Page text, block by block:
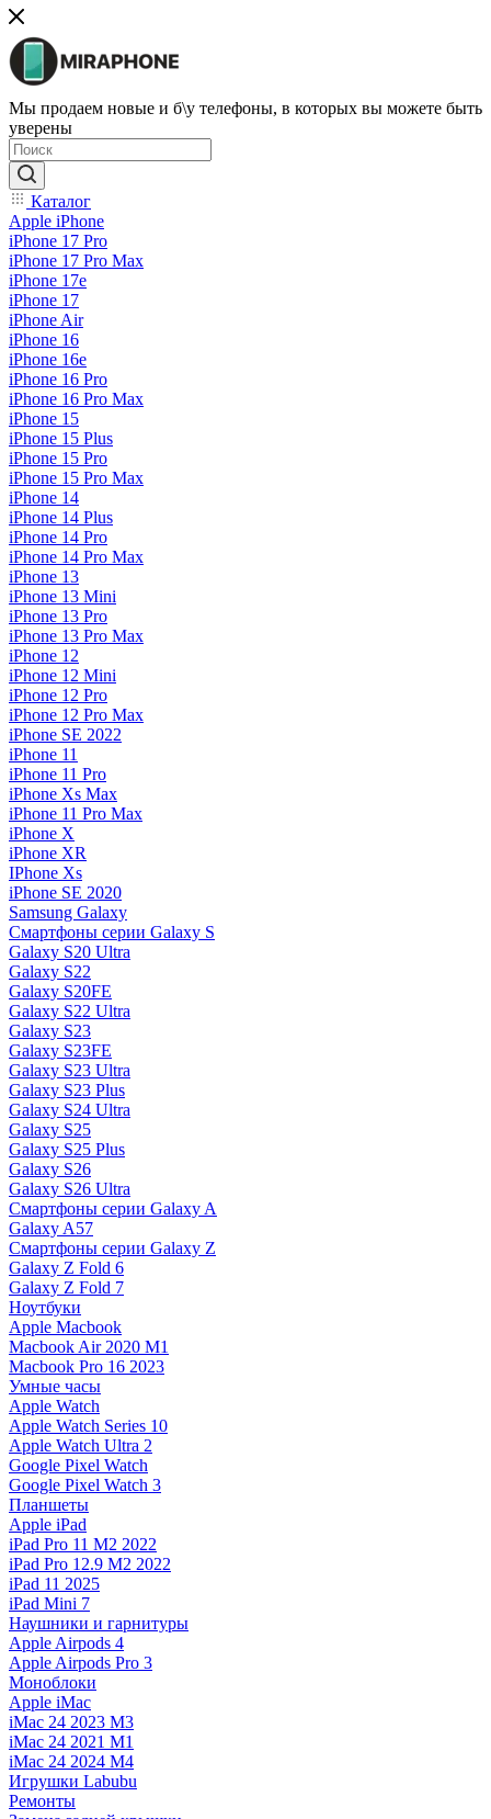
Мы продаем новые и б\у телефоны, в которых вы можете быть
уверены
Каталог
Apple iPhone
iPhone 17 Pro
iPhone 17 Pro Max
iPhone 17e
iPhone 17
iPhone Air
iPhone 16
iPhone 16e
iPhone 16 Pro
iPhone 16 Pro Max
iPhone 15
iPhone 15 Plus
iPhone 15 Pro
iPhone 15 Pro Max
iPhone 14
iPhone 14 Plus
iPhone 14 Pro
iPhone 14 Pro Max
iPhone 13
iPhone 13 Mini
iPhone 13 Pro
iPhone 13 Pro Max
iPhone 12
iPhone 12 Mini
iPhone 12 Pro
iPhone 12 Pro Max
iPhone SE 2022
iPhone 11
iPhone 11 Pro
iPhone Xs Max
iPhone 11 Pro Max
iPhone X
iPhone XR
IPhone Xs
iPhone SE 2020
Samsung Galaxy
Смартфоны серии Galaxy S
Galaxy S20 Ultra
Galaxy S22
Galaxy S20FE
Galaxy S22 Ultra
Galaxy S23
Galaxy S23FE
Galaxy S23 Ultra
Galaxy S23 Plus
Galaxy S24 Ultra
Galaxy S25
Galaxy S25 Plus
Galaxy S26
Galaxy S26 Ultra
Смартфоны серии Galaxy A
Galaxy A57
Смартфоны серии Galaxy Z
Galaxy Z Fold 6
Galaxy Z Fold 7
Ноутбуки
Apple Macbook
Macbook Air 2020 M1
Macbook Pro 16 2023
Умные часы
Apple Watch
Apple Watch Series 10
Apple Watch Ultra 2
Google Pixel Watch
Google Pixel Watch 3
Планшеты
Apple iPad
iPad Pro 11 M2 2022
iPad Pro 12.9 M2 2022
iPad 11 2025
iPad Mini 7
Наушники и гарнитуры
Apple Airpods 4
Apple Airpods Pro 3
Моноблоки
Apple iMac
iMac 24 2023 M3
iMac 24 2021 M1
iMac 24 2024 M4
Игрушки Labubu
Ремонты